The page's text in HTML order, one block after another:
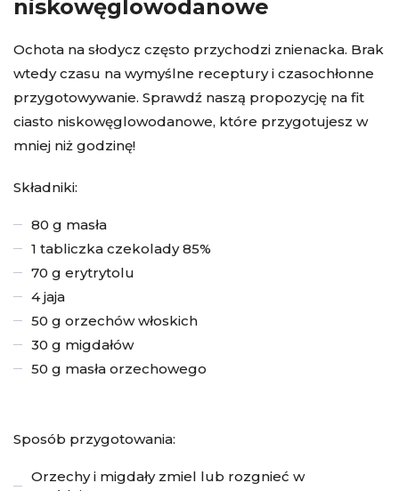
niskowęglowodanowe
Ochota na słodycz często przychodzi znienacka. Brak
wtedy czasu na wymyślne receptury i czasochłonne
przygotowywanie. Sprawdź naszą propozycję na fit
ciasto niskowęglowodanowe, które przygotujesz w
mniej niż godzinę!
Składniki:
80 g masła
1 tabliczka czekolady 85%
70 g erytrytolu
4 jaja
50 g orzechów włoskich
30 g migdałów
50 g masła orzechowego
Sposób przygotowania:
Orzechy i migdały zmiel lub rozgnieć w